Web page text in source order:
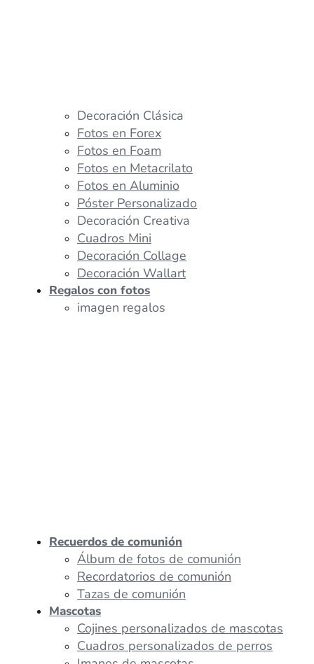
Decoración Clásica
Fotos en Forex
Fotos en Foam
Fotos en Metacrilato
Fotos en Aluminio
Póster Personalizado
Decoración Creativa
Cuadros Mini
Decoración Collage
Decoración Wallart
Regalos con fotos
imagen regalos
Recuerdos de comunión
Álbum de fotos de comunión
Recordatorios de comunión
Tazas de comunión
Mascotas
Cojines personalizados de mascotas
Cuadros personalizados de perros